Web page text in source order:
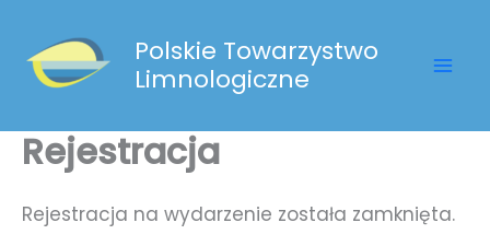
treści
Polskie Towarzystwo
Limnologiczne
Rejestracja
Rejestracja na wydarzenie została zamknięta.